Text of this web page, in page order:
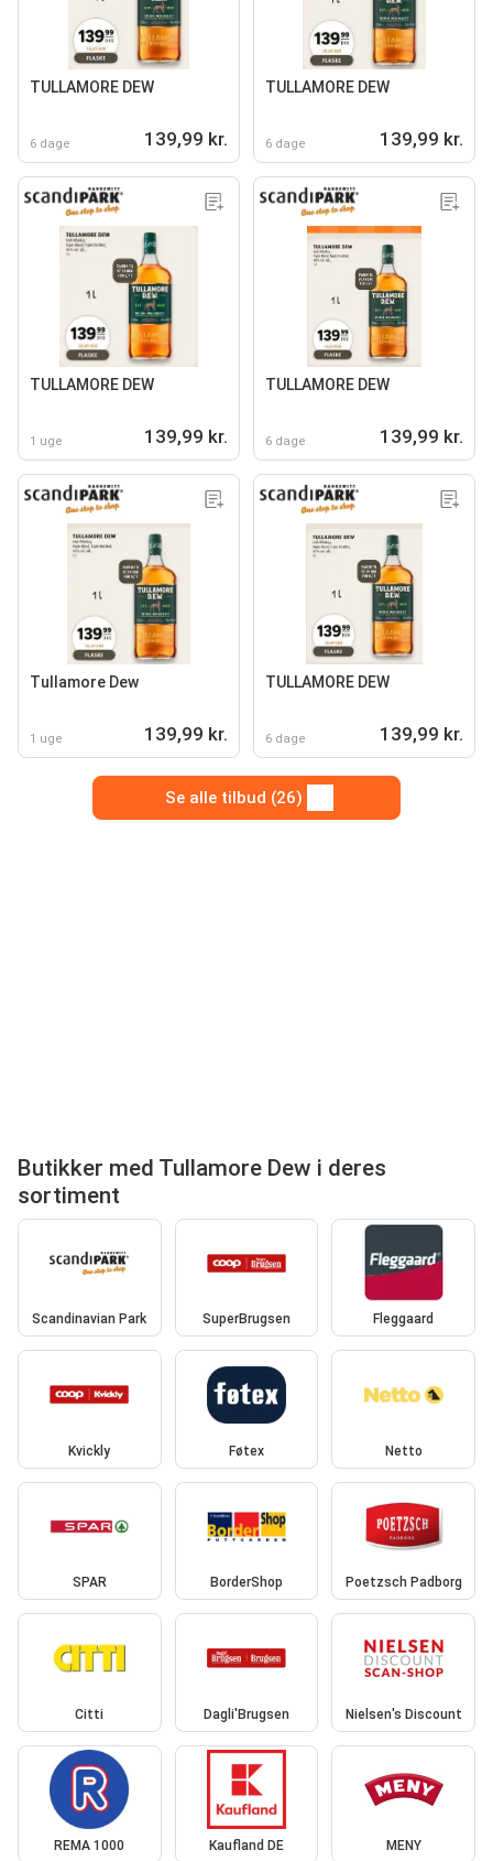
TULLAMORE DEW
6 dage 139,99 kr.
TULLAMORE DEW
6 dage 139,99 kr.
TULLAMORE DEW
1 uge 139,99 kr.
TULLAMORE DEW
6 dage 139,99 kr.
Tullamore Dew
1 uge 139,99 kr.
TULLAMORE DEW
6 dage 139,99 kr.
Se alle tilbud (26)
Butikker med Tullamore Dew i deres
sortiment
Scandinavian Park SuperBrugsen Fleggaard
Kvickly Føtex Netto
SPAR BorderShop Poetzsch Padborg
Citti Dagli'Brugsen Nielsen's Discount
REMA 1000 Kaufland DE MENY